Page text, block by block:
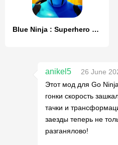
Blue Ninja : Superhero Game
anikel5
26 June
Этот мод для Go
гонки скорость
тачки и
заезды теперь не
разганялово!